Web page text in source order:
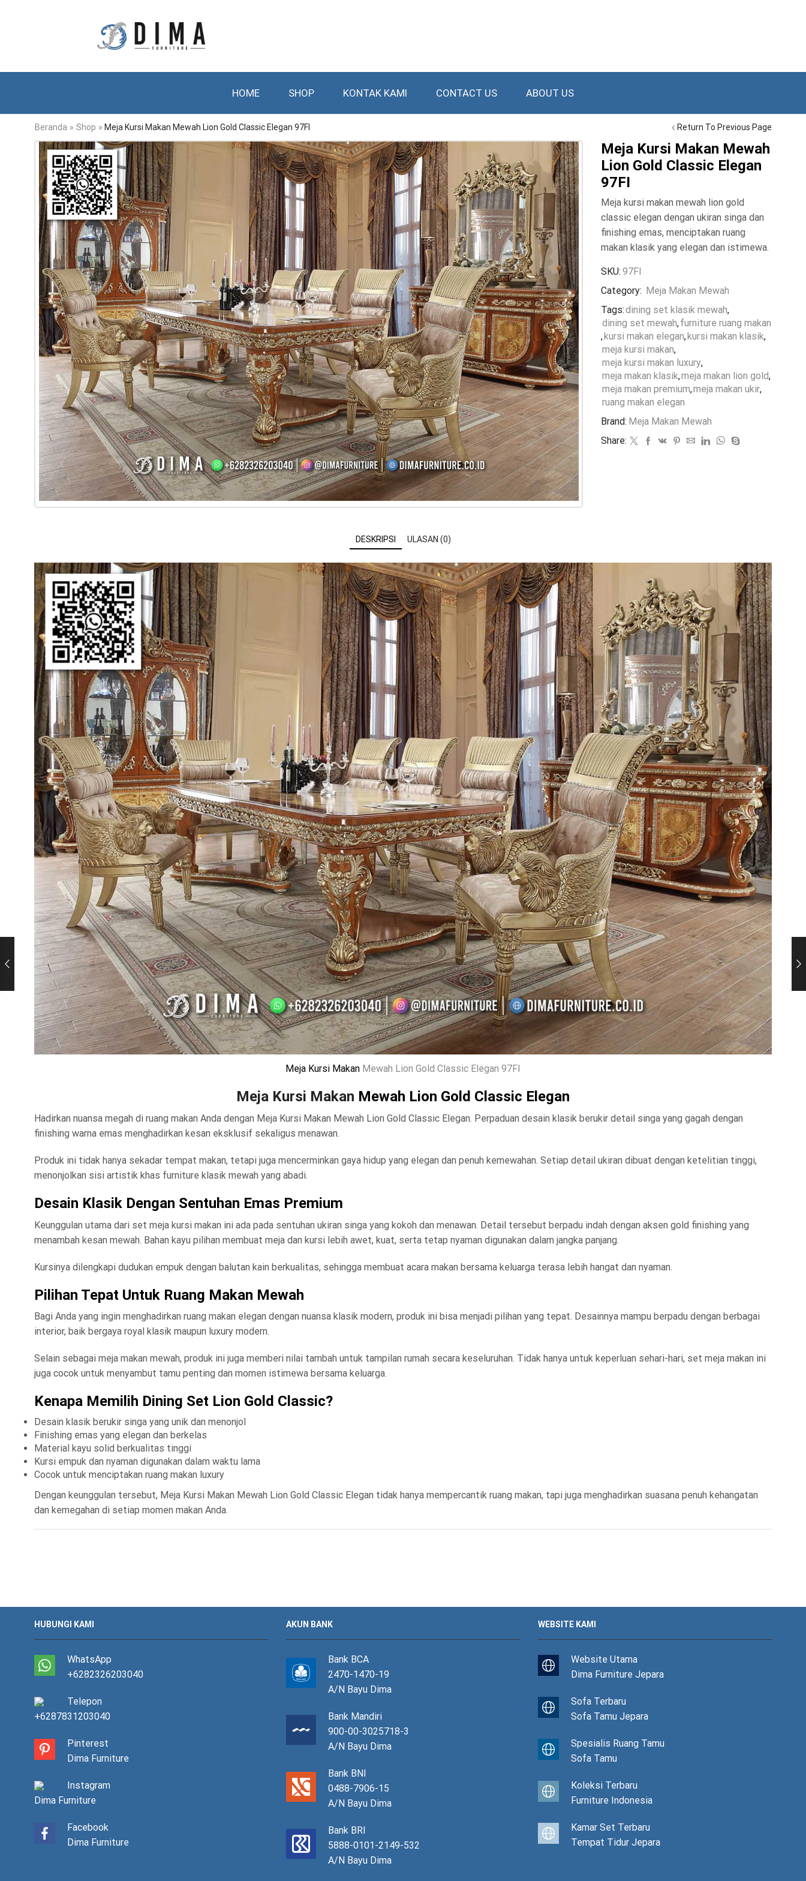
HOME SHOP KONTAK KAMI CONTACT US ABOUT US
Return To Previous Page
Beranda » Shop » Meja Kursi Makan Mewah Lion Gold Classic Elegan 97FI
Meja Kursi Makan Mewah
Lion Gold Classic Elegan
97FI
Meja kursi makan mewah lion gold
classic elegan dengan ukiran singa dan
finishing emas, menciptakan ruang
makan klasik yang elegan dan istimewa.
SKU: 97FI
Category: Meja Makan Mewah
Tags:dining set klasik mewah,
dining set mewah,furniture ruang makan
,kursi makan elegan,kursi makan klasik,
meja kursi makan,
meja kursi makan luxury,
meja makan klasik,meja makan lion gold,
meja makan premium,meja makan ukir,
ruang makan elegan
Brand: Meja Makan Mewah
Share:
DESKRIPSI ULASAN (0)
Meja Kursi Makan Mewah Lion Gold Classic Elegan 97FI
Meja Kursi Makan Mewah Lion Gold Classic Elegan
Hadirkan nuansa megah di ruang makan Anda dengan Meja Kursi Makan Mewah Lion Gold Classic Elegan. Perpaduan desain klasik berukir detail singa yang gagah dengan
finishing warna emas menghadirkan kesan eksklusif sekaligus menawan.
Produk ini tidak hanya sekadar tempat makan, tetapi juga mencerminkan gaya hidup yang elegan dan penuh kemewahan. Setiap detail ukiran dibuat dengan ketelitian tinggi,
menonjolkan sisi artistik khas furniture klasik mewah yang abadi.
Desain Klasik Dengan Sentuhan Emas Premium
Keunggulan utama dari set meja kursi makan ini ada pada sentuhan ukiran singa yang kokoh dan menawan. Detail tersebut berpadu indah dengan aksen gold finishing yang
menambah kesan mewah. Bahan kayu pilihan membuat meja dan kursi lebih awet, kuat, serta tetap nyaman digunakan dalam jangka panjang.
Kursinya dilengkapi dudukan empuk dengan balutan kain berkualitas, sehingga membuat acara makan bersama keluarga terasa lebih hangat dan nyaman.
Pilihan Tepat Untuk Ruang Makan Mewah
Bagi Anda yang ingin menghadirkan ruang makan elegan dengan nuansa klasik modern, produk ini bisa menjadi pilihan yang tepat. Desainnya mampu berpadu dengan berbagai
interior, baik bergaya royal klasik maupun luxury modern.
Selain sebagai meja makan mewah, produk ini juga memberi nilai tambah untuk tampilan rumah secara keseluruhan. Tidak hanya untuk keperluan sehari-hari, set meja makan ini
juga cocok untuk menyambut tamu penting dan momen istimewa bersama keluarga.
Kenapa Memilih Dining Set Lion Gold Classic?
Desain klasik berukir singa yang unik dan menonjol
Finishing emas yang elegan dan berkelas
Material kayu solid berkualitas tinggi
Kursi empuk dan nyaman digunakan dalam waktu lama
Cocok untuk menciptakan ruang makan luxury
Dengan keunggulan tersebut, Meja Kursi Makan Mewah Lion Gold Classic Elegan tidak hanya mempercantik ruang makan, tapi juga menghadirkan suasana penuh kehangatan
dan kemegahan di setiap momen makan Anda.
HUBUNGI KAMI
WhatsApp
+6282326203040
Telepon
+6287831203040
Pinterest
Dima Furniture
Instagram
Dima Furniture
Facebook
Dima Furniture
AKUN BANK
Bank BCA
2470-1470-19
A/N Bayu Dima
Bank Mandiri
900-00-3025718-3
A/N Bayu Dima
Bank BNI
0488-7906-15
A/N Bayu Dima
Bank BRI
5888-0101-2149-532
A/N Bayu Dima
WEBSITE KAMI
Website Utama
Dima Furniture Jepara
Sofa Terbaru
Sofa Tamu Jepara
Spesialis Ruang Tamu
Sofa Tamu
Koleksi Terbaru
Furniture Indonesia
Kamar Set Terbaru
Tempat Tidur Jepara